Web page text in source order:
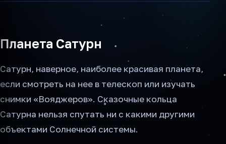
Планета Сатурн
Сатурн, наверное, наиболее красивая планета,
если смотреть на нее в телескоп или изучать
снимки «Вояджеров». Сказочные кольца
Сатурна нельзя спутать ни с какими другими
объектами Солнечной системы.